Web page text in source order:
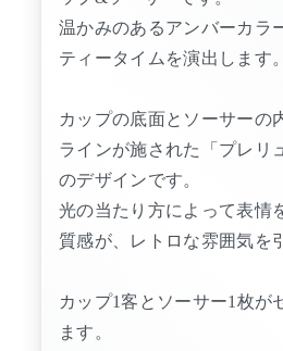
温かみのあるアンバーカラ
ティータイムを演出します。
カップの底面とソーサーの
ラインが施された「プレリ
のデザインです。
光の当たり方によって表情
質感が、レトロな雰囲気を
カップ1客とソーサー1枚が
ます。